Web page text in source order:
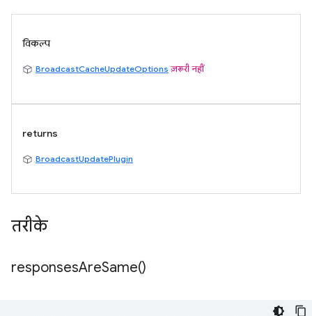
विकल्प
BroadcastCacheUpdateOptions ज़रूरी नहीं
returns
BroadcastUpdatePlugin
तरीके
responsesAreSame()